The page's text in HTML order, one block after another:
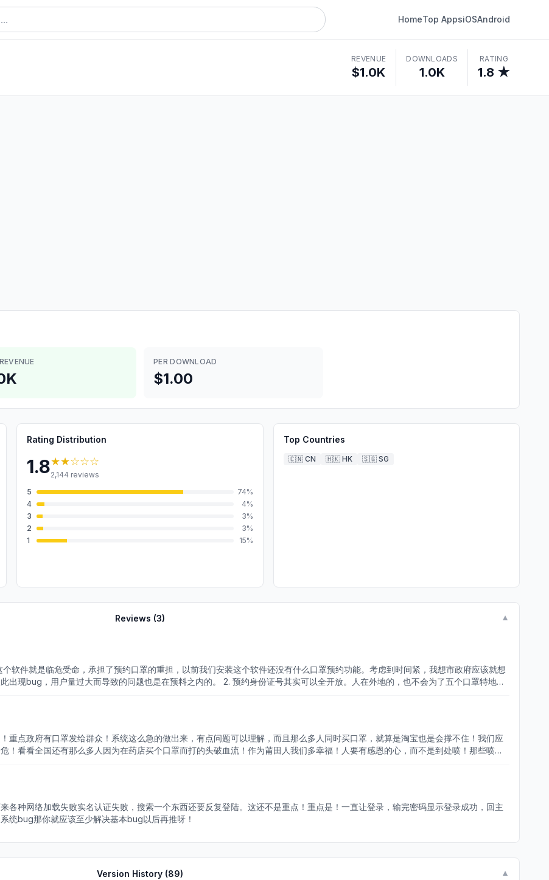
HomeTop AppsiOSAndroid
REVENUE
$1.0K
DOWNLOADS
1.0K
RATING
1.8 ★
PER DOWNLOAD
$1.00
Rating Distribution
1.8★★☆☆☆
2,144 reviews
5
74%
4
4%
3
3%
2
3%
1
15%
Top Countries
🇨🇳 CN 🇭🇰 HK 🇸🇬 SG
Reviews (3) ▼
出现bug，用户量过大而导致的问题也是在预料之内的。 2. 预约身份证号其实可以全开放。人在外地的，也不会为了五个口罩特地跑
重点政府有口罩发给群众！系统这么急的做出来，有点问题可以理解，而且那么多人同时买口罩，就算是淘宝也是会撑不住！我们应
！看看全国还有那么多人因为在药店买个口罩而打的头破血流！作为莆田人我们多幸福！人要有感恩的心，而不是到处喷！那些喷
各种网络加载失败实名认证失败，搜索一个东西还要反复登陆。这还不是重点！重点是！一直让登录，输完密码显示登录成功，回主
统bug那你就应该至少解决基本bug以后再推呀！
Version History (89) ▼